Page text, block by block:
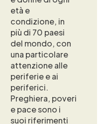
età e
condizione, in
più di 70 paesi
del mondo, con
una particolare
attenzione alle
periferie e ai
periferici.
Preghiera, poveri
e pace sono i
suoi riferimenti